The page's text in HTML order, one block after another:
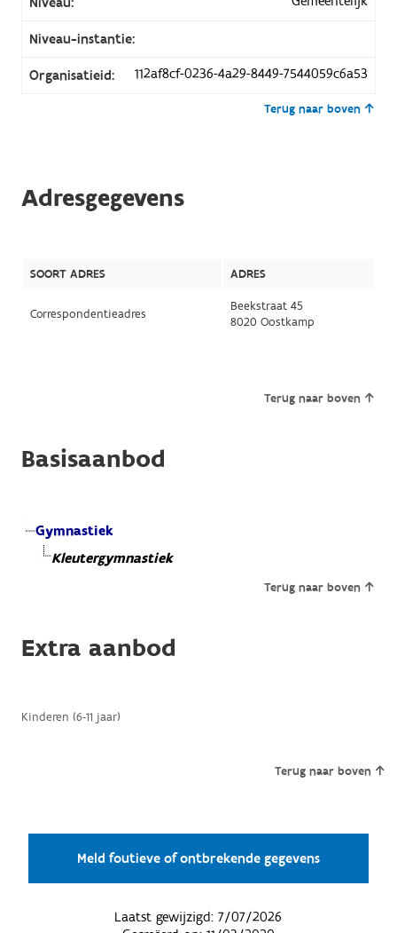
Niveau-instantie:
Organisatieid: 112af8cf-0236-4a29-8449-7544059c6a53
Terug naar boven
Adresgegevens
SOORT ADRES ADRES
Correspondentieadres
Beekstraat 45
8020 Oostkamp
Terug naar boven
Basisaanbod
Gymnastiek
Kleutergymnastiek
Terug naar boven
Extra aanbod
Kinderen (6-11 jaar)
Terug naar boven
Meld foutieve of ontbrekende gegevens
Laatst gewijzigd:7/07/2026